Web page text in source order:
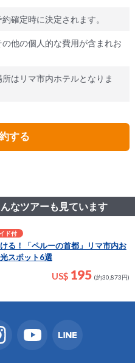
確定時に決定されます。
他の個人的な費用が含まれお
はリマ市内ホテルとなりま
する
なツアーも見ています
ド付
る！「ペルーの首都」リマ市内お
スポット6選
US$ 195 (約30,873円)